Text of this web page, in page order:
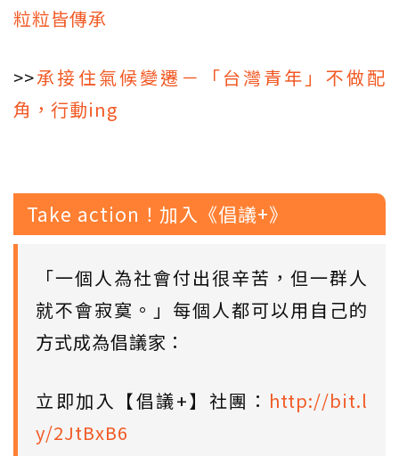
粒粒皆傳承
>>承接住氣候變遷－「台灣青年」不做配
角，行動ing
Take action！加入《倡議+》
「一個人為社會付出很辛苦，但一群人
就不會寂寞。」每個人都可以用自己的
方式成為倡議家：
立即加入【倡議+】社團： http://bit.l
y/2JtBxB6